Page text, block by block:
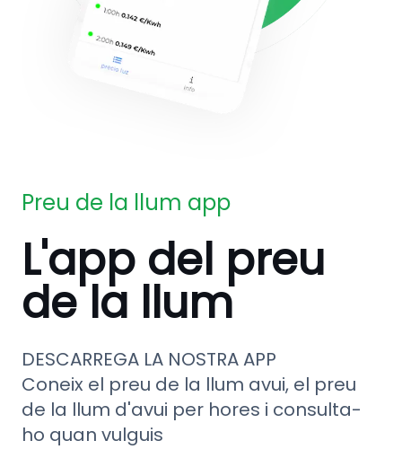
Preu de la llum app
L'app del preu
de la llum
DESCARREGA LA NOSTRA APP
Coneix el preu de la llum avui, el preu
de la llum d'avui per hores i consulta-
ho quan vulguis